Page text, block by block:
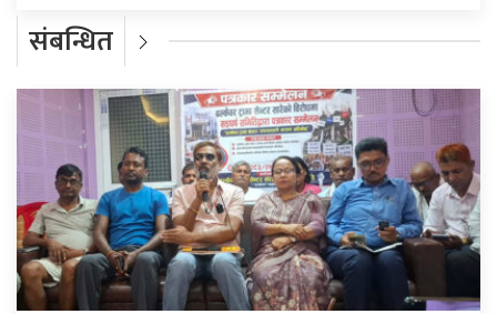
संबन्धित